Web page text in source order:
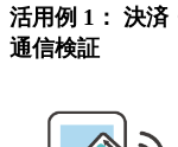
活用例 1： 決済
通信検証